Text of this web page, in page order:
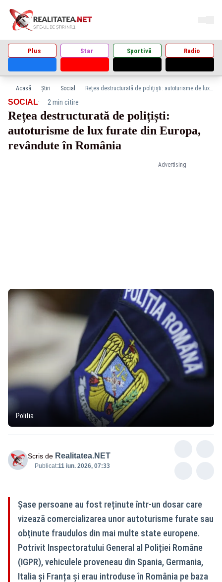
Plus Star Sportivă Radio
Acasă Știri Social Rețea destructurată de polițiști: autoturisme de lux furate din Europa, revândute în România
Advertising
SOCIAL· 2 min citire
Rețea destructurată de polițiști:
autoturisme de lux furate din Europa,
revândute în România
Politia
Scris de Realitatea.NET
Publicat:11 iun. 2026, 07:33
Șase persoane au fost reținute într-un dosar care
vizează comercializarea unor autoturisme furate sau
obținute fraudulos din mai multe state europene.
Potrivit Inspectoratului General al Poliției Române
(IGPR), vehiculele proveneau din Spania, Germania,
Italia și Franța și erau introduse în România pe baza